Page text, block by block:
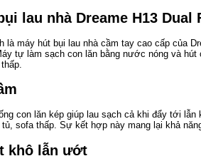
lau nhà Dreame H13 Dual
là máy hút bụi lau nhà cầm tay cao cấp của
tự làm sạch con lăn bằng nước nóng và
con lăn kép giúp lau sạch cả khi đẩy tới
sofa thấp. Sự kết hợp này mang lại khả
khô lẫn ướt